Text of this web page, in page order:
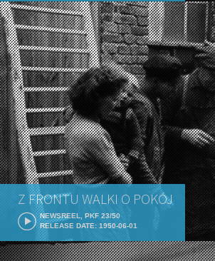
Z FRONTU WALKI O POKÓJ
NEWSREEL, PKF 23/50
RELEASE DATE: 1950-06-01